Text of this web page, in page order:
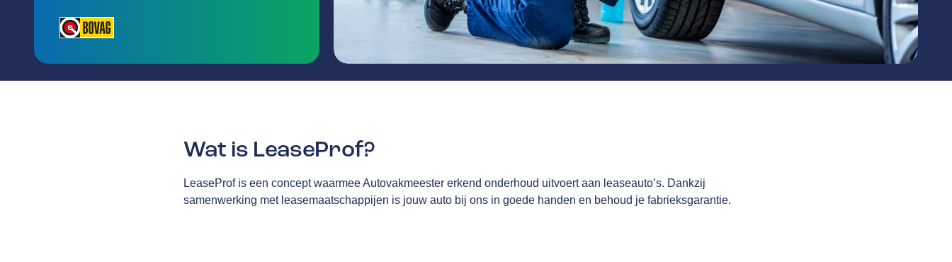
Wat is LeaseProf?
LeaseProf is een concept waarmee Autovakmeester erkend onderhoud uitvoert aan leaseauto’s. Dankzij
samenwerking met leasemaatschappijen is jouw auto bij ons in goede handen en behoud je fabrieksgarantie.